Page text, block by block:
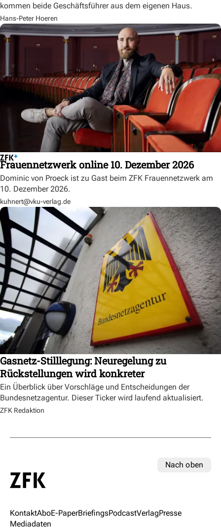
kommen beide Geschäftsführer aus dem eigenen Haus.
Hans-Peter Hoeren
Frauennetzwerk online 10. Dezember 2026
Dominic von Proeck ist zu Gast beim ZFK Frauennetzwerk am
10. Dezember 2026.
kuhnert@vku-verlag.de
Gasnetz-Stilllegung: Neuregelung zu
Rückstellungen wird konkreter
Ein Überblick über Vorschläge und Entscheidungen der
Bundesnetzagentur. Dieser Ticker wird laufend aktualisiert.
ZFK Redaktion
Nach oben
KontaktAboE-PaperBriefingsPodcastVerlagPresse
Mediadaten